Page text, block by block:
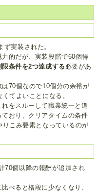
実装された。
的だが、実装段階で60個得
条件を2つ達成する 必要があ
70個なので10個分の余裕が
てよいことになる。
をスルーして職業統一と道
おり、クリアタイムの条件
こみ要素となっているのが
70個以降の報酬が追加され
べると格段に少なくなり、